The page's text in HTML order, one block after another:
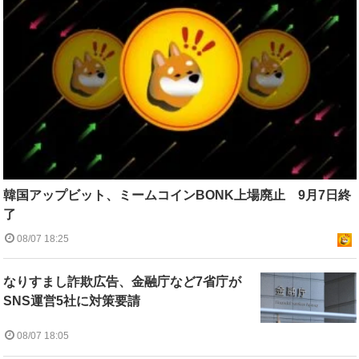
韓国アップビット、ミームコインBONK上場廃止 9月7日終
了
08/07 18:25
なりすまし詐欺広告、金融庁など7省庁が
SNS運営5社に対策要請
08/07 18:05